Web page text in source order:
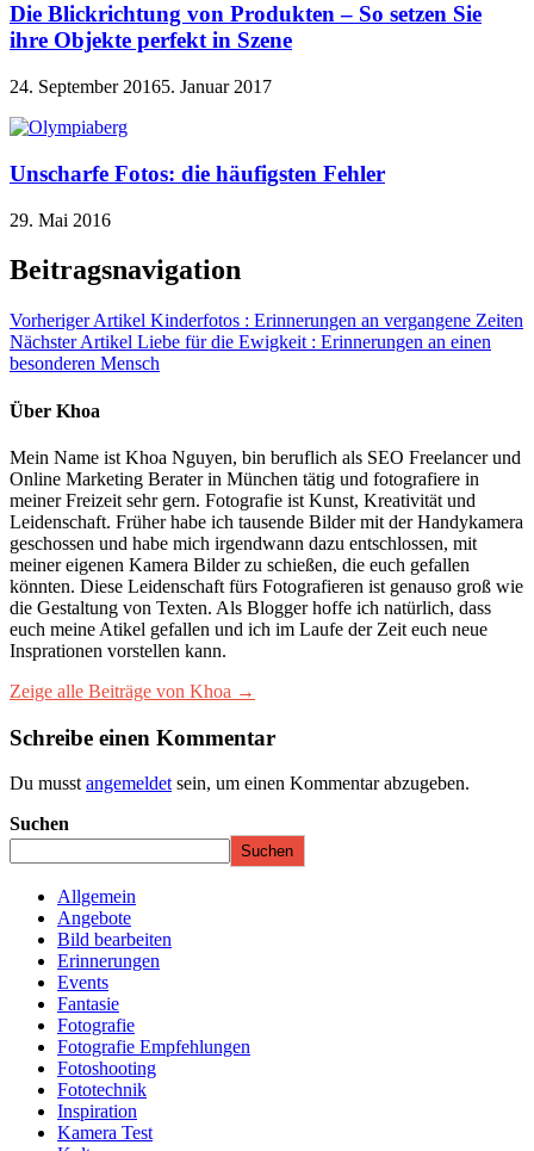
Die Blickrichtung von Produkten – So setzen Sie
ihre Objekte perfekt in Szene
24. September 20165. Januar 2017
Unscharfe Fotos: die häufigsten Fehler
29. Mai 2016
Beitragsnavigation
Vorheriger Artikel Kinderfotos : Erinnerungen an vergangene Zeiten
Nächster Artikel Liebe für die Ewigkeit : Erinnerungen an einen
besonderen Mensch
Über Khoa
Mein Name ist Khoa Nguyen, bin beruflich als SEO Freelancer und
Online Marketing Berater in München tätig und fotografiere in
meiner Freizeit sehr gern. Fotografie ist Kunst, Kreativität und
Leidenschaft. Früher habe ich tausende Bilder mit der Handykamera
geschossen und habe mich irgendwann dazu entschlossen, mit
meiner eigenen Kamera Bilder zu schießen, die euch gefallen
könnten. Diese Leidenschaft fürs Fotografieren ist genauso groß wie
die Gestaltung von Texten. Als Blogger hoffe ich natürlich, dass
euch meine Atikel gefallen und ich im Laufe der Zeit euch neue
Insprationen vorstellen kann.
Zeige alle Beiträge von Khoa →
Schreibe einen Kommentar
Du musst angemeldet sein, um einen Kommentar abzugeben.
Suchen
Suchen
Allgemein
Angebote
Bild bearbeiten
Erinnerungen
Events
Fantasie
Fotografie
Fotografie Empfehlungen
Fotoshooting
Fototechnik
Inspiration
Kamera Test